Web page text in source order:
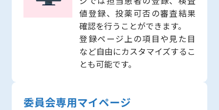
値登録、投薬可否の審査結果
確認を行うことができます。
登録ページ上の項目や見た目
など自由にカスタマイズするこ
とも可能です。
委員会専用マイページ